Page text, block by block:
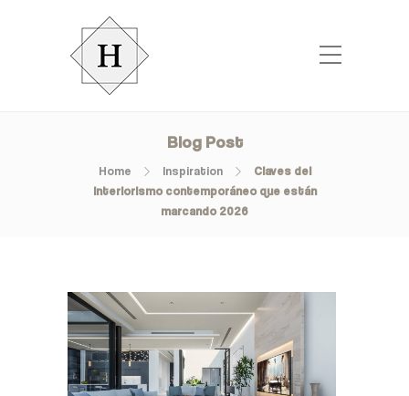
Blog Post
Home Inspiration
Claves del
interiorismo contemporáneo que están
marcando 2026